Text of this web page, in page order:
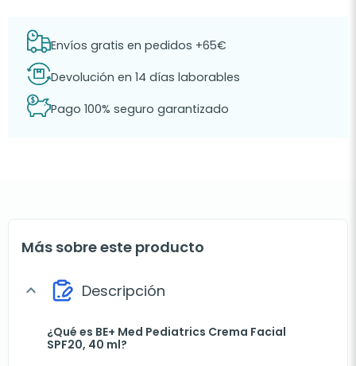
Envíos gratis en pedidos +65€
Devolución en 14 días laborables
Pago 100% seguro garantizado
Más sobre este producto
expand_more Descripción
¿Qué es BE+ Med Pediatrics Crema Facial
SPF20, 40 ml?